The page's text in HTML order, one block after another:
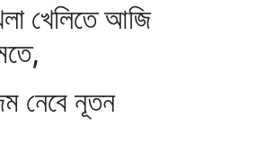
খেলিতে আজি
নেবে নূতন